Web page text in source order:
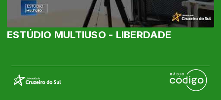
ESTÚDIO MULTIUSO - LIBERDADE